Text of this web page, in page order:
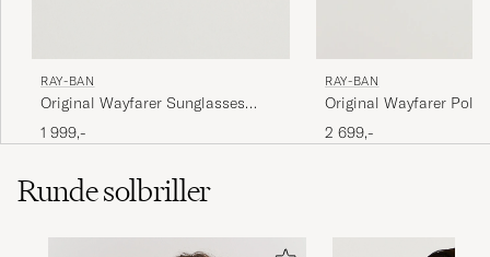
RAY-BAN
Original Wayfarer Sunglasses
Black/Crystal Green
1 999,-
RAY-BAN
Original Wayfarer
Sunglasses Black/
2 699,-
Runde solbriller